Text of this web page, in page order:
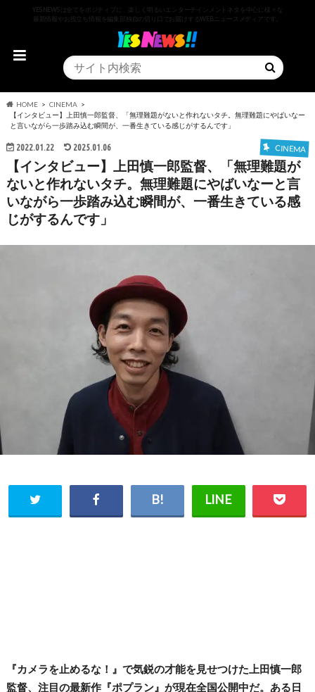
YESNEWSは全てをポジティブに、楽しく明るいエンターテインメントネタを中心に様々な
最新情報やお役立ち情報を編集部独自の切り口でお届けするWEBニュースメディアです。
HOME
CINEMA
【インタビュー】上田慎一郎監督、「無理難題がないと作れないタチ。無理難題にやばいなー
と言いながら一歩踏み込む瞬間が、一番生きている感じがするんです」
2022.01.22 2025.01.06 CINEMA
【インタビュー】上田慎一郎監督、「無理難題が
ないと作れないタチ。無理難題にやばいなーと言
いながら一歩踏み込む瞬間が、一番生きている感
じがするんです」
『カメラを止めるな！』で気鋭の才能を見せつけた上田慎一郎
監督、注目の最新作『ポプラン』が現在全国公開中だ。ある日